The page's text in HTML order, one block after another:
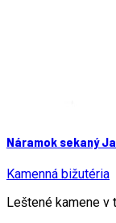
Náramok sekaný
Kamenná bižutéria
Leštené kamene v